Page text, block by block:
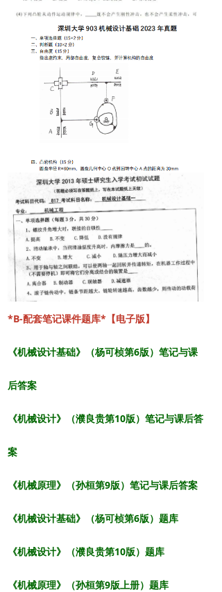
*B-配套笔记课件题库*【电子版】
《机械设计基础》（杨可桢第6版）笔记与课
后答案
《机械设计》（濮良贵第10版）笔记与课后答
案
《机械原理》（孙桓第9版）笔记与课后答案
《机械设计基础》（杨可桢第6版）题库
《机械设计》（濮良贵第10版）题库
《机械原理》（孙桓第9版上册）题库